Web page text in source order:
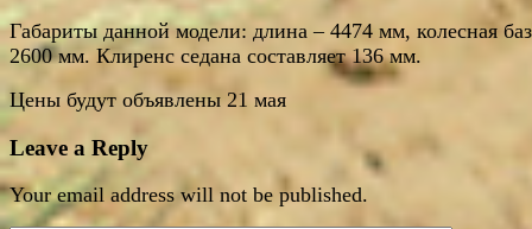
Габариты данной модели: длина – 4474 мм, колесная
2600 мм. Клиренс седана составляет 136 мм.
Цены будут объявлены 21 мая
Leave a Reply
Your email address will not be published.